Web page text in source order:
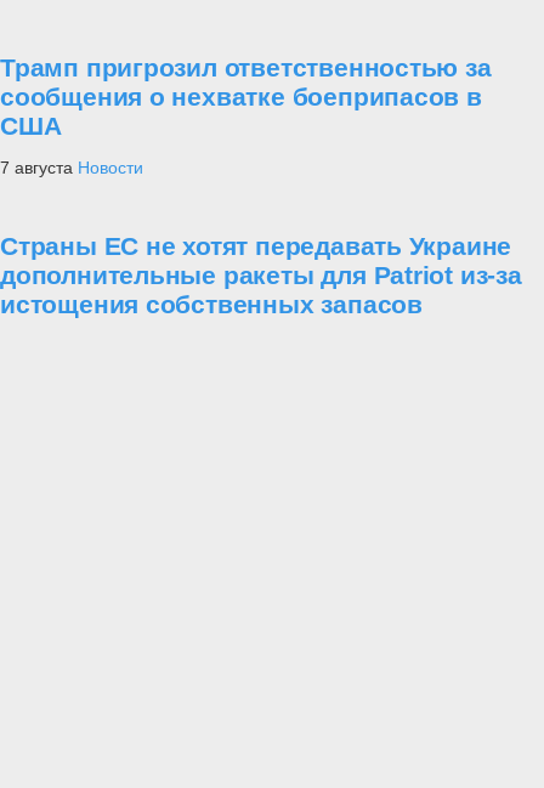
Трамп пригрозил ответственностью за
сообщения о нехватке боеприпасов в
США
7 августа Новости
Страны ЕС не хотят передавать Украине
дополнительные ракеты для Patriot из-за
истощения собственных запасов